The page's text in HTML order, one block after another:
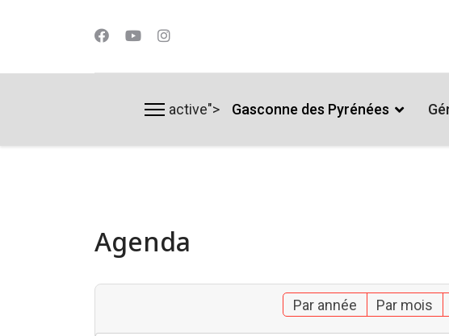
active"> Gasconne des Pyrénées
Agenda
Par année Par mois